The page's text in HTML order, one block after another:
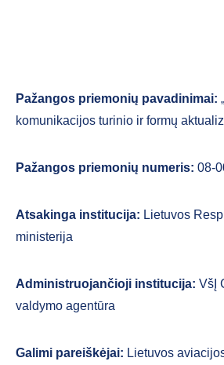
Pažangos priemonių pavadinimai:
komunikacijos turinio ir formų
Pažangos priemonių numeris: 08-
Atsakinga institucija: Lietuvos
ministerija
Administruojančioji institucija: VšĮ
valdymo agentūra
Galimi pareiškėjai: Lietuvos